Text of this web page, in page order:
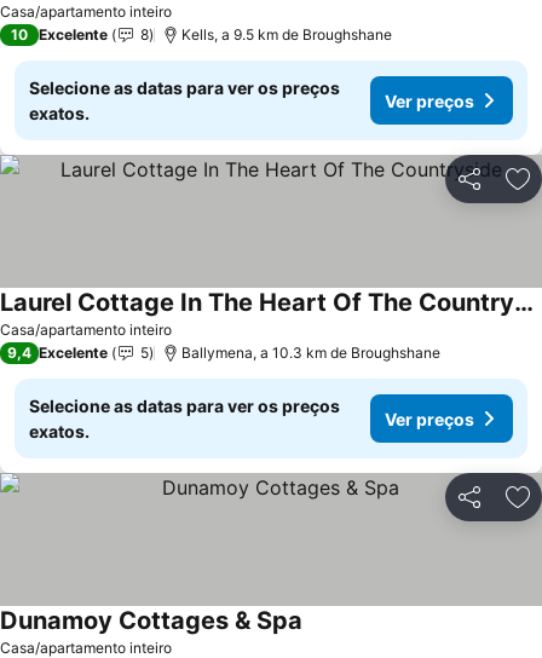
Casa/apartamento inteiro
Ver preços
10 Excelente 8 Kells, a 9.5 km de Broughshane
Selecione as datas para ver os preços
exatos.
Ver preços
Partilhar
Casa/apartamento inteiro
Laurel Cottage In The Heart Of The Countryside
Ver preços
9,4 Excelente 5 Ballymena, a 10.3 km de Broughshane
Selecione as datas para ver os preços
exatos.
Ver preços
Partilhar
Casa/apartamento inteiro
Dunamoy Cottages & Spa